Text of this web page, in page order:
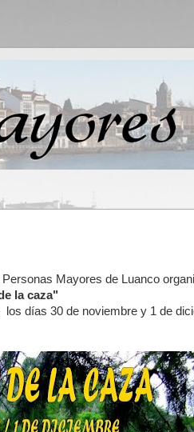
Mayores de Luanco
la caza"
días 30 de noviembre y 1 de